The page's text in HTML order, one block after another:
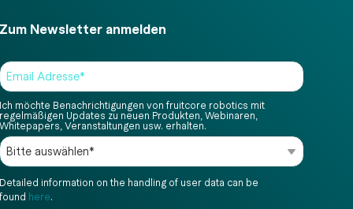
ECOSYSTEM
Roboterzubehör und
mehr
und Komplettlösungen für den
erfolgreichen Robotereinsatz.
KI ins System — versteht Prozesse,
über Agenten.
Branchen unsere Robotiklösungen
zur Serienproduktion.
→
& Case Studies
& Guides
Industrieroboter?
Zum Newsletter anmelden
Ich möchte Benachrichtigungen von fruitcore robotics mit
regelmäßigen Updates zu neuen Produkten, Webinaren,
Whitepapers, Veranstaltungen usw. erhalten.
Detailed information on the handling of user data can be
found here.